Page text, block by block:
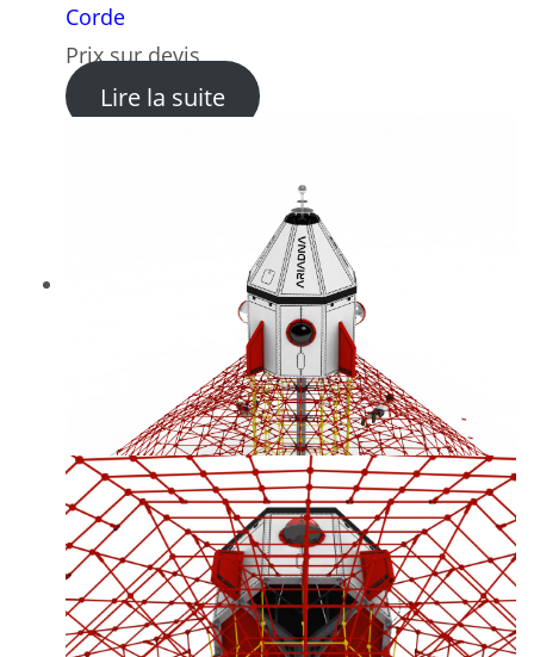
Corde
Prix sur devis
Lire la suite: Château de Cartes –